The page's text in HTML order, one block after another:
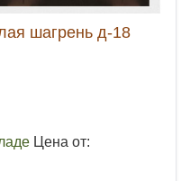
шагрень д-18
Цена от: